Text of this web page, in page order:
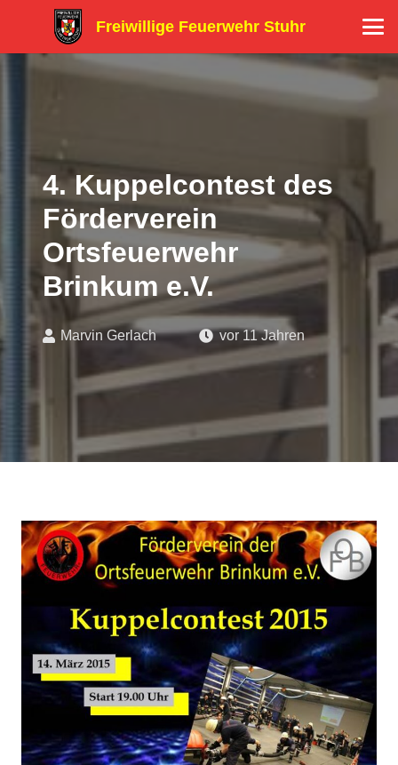
Freiwillige Feuerwehr Stuhr
4. Kuppelcontest des
Förderverein
Ortsfeuerwehr
Brinkum e.V.
Marvin Gerlach vor 11 Jahren